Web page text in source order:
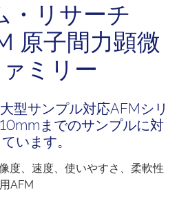
イベント
お問い合わせ
・リサーチ
原子間力顕微
ミリー
型サンプル対応AFMシリ
までのサンプルに対
います。
度、速度、使いやすさ、柔軟性
AFM